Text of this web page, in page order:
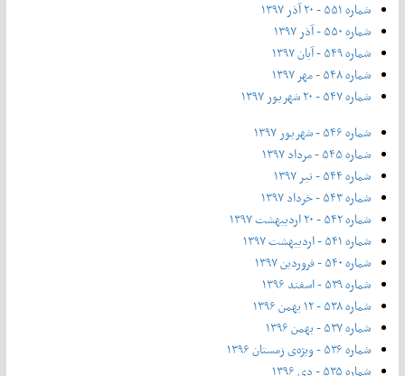
شماره ۵۵۱ - ۲۰ آذر ۱۳۹۷
شماره ۵۵۰ - آذر ۱۳۹۷
شماره ۵۴۹ - آبان ۱۳۹۷
شماره ۵۴۸ - مهر ۱۳۹۷
شماره ۵۴۷ - ۲۰ شهریور ۱۳۹۷
شماره ۵۴۶ - شهریور ۱۳۹۷
شماره ۵۴۵ - مرداد ۱۳۹۷
شماره ۵۴۴ - تیر ۱۳۹۷
شماره ۵۴۳ - خرداد ۱۳۹۷
شماره ۵۴۲ - ۲۰ اردیبهشت ۱۳۹۷
شماره ۵۴۱ - اردیبهشت ۱۳۹۷
شماره ۵۴۰ - فروردین ۱۳۹۷
شماره ۵۳۹ - اسفند ۱۳۹۶
شماره ۵۳۸ - ۱۲ بهمن ۱۳۹۶
شماره ۵۳۷ - بهمن ۱۳۹۶
شماره ۵۳۶ - ویژه‌ی زمستان ۱۳۹۶
شماره ۵۳۵ - دی ۱۳۹۶